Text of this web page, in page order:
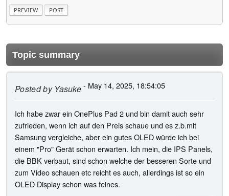
Topic summary
Posted byYasuke- May 14, 2025, 18:54:05
Ich habe zwar ein OnePlus Pad 2 und bin damit auch sehr
zufrieden, wenn ich auf den Preis schaue und es z.b.mit
Samsung vergleiche, aber ein gutes OLED würde ich bei
einem "Pro" Gerät schon erwarten. Ich mein, die IPS Panels,
die BBK verbaut, sind schon welche der besseren Sorte und
zum Video schauen etc reicht es auch, allerdings ist so ein
OLED Display schon was feines.